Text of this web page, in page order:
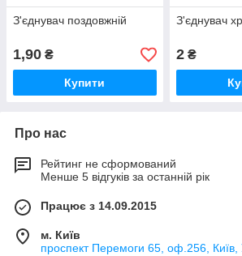
З'єднувач поздовжній
1,90 ₴
Купити
З'єднувач
2₴
Про нас
Рейтинг не сформований
Менше 5 відгуків за останній рік
Працює з 14.09.2015
м. Київ
проспект Перемоги 65, оф.256, Київ,